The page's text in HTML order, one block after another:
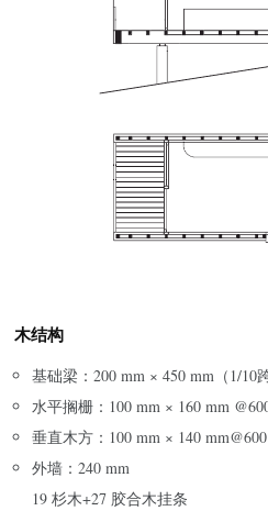
木结构
基础梁：200 mm × 450 mm（1/10
水平搁栅：100 mm × 160 mm
垂直木方：100 mm × 140
外墙：240 mm
19 杉木+27 胶合木挂条